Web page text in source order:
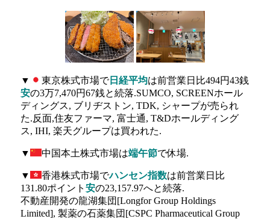
▼ 東京株式市場で日経平均は前営業日比494円43銭
安の3万7,470円67銭と続落.SUMCO, SCREENホール
ディングス, ブリヂストン, TDK, シャープが売られ
た.反面,住友ファーマ, 富士通, T&Dホールディング
ス, IHI, 楽天グループは買われた.
▼ 中国本土株式市場は端午節で休場.
▼ 香港株式市場でハンセン指数は前営業日比
131.80ポイント 安の23,157.97へと続落.
不動産開発の龍湖集団[Longfor Group Holdings
Limited], 製薬の石薬集団[CSPC Pharmaceutical Group